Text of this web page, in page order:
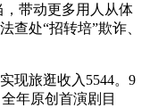
带动更多用人从体
处“招转培”欺诈、
现旅逛收入5544。9
年原创首演剧目